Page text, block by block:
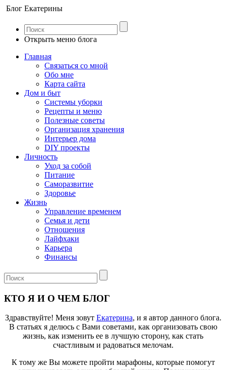
Блог Екатерины
Открыть меню блога
Главная
Связаться со мной
Обо мне
Карта сайта
Дом и быт
Системы уборки
Рецепты и меню
Полезные советы
Организация хранения
Интерьер дома
DIY проекты
Личность
Уход за собой
Питание
Саморазвитие
Здоровье
Жизнь
Управление временем
Семья и дети
Отношения
Лайфхаки
Карьера
Финансы
КТО Я И О ЧЕМ БЛОГ
Здравствуйте! Меня зовут Екатерина, и я автор данного блога.
В статьях я делюсь с Вами советами, как организовать свою
жизнь, как изменить ее в лучшую сторону, как стать
счастливым и радоваться мелочам.
К тому же Вы можете пройти марафоны, которые помогут